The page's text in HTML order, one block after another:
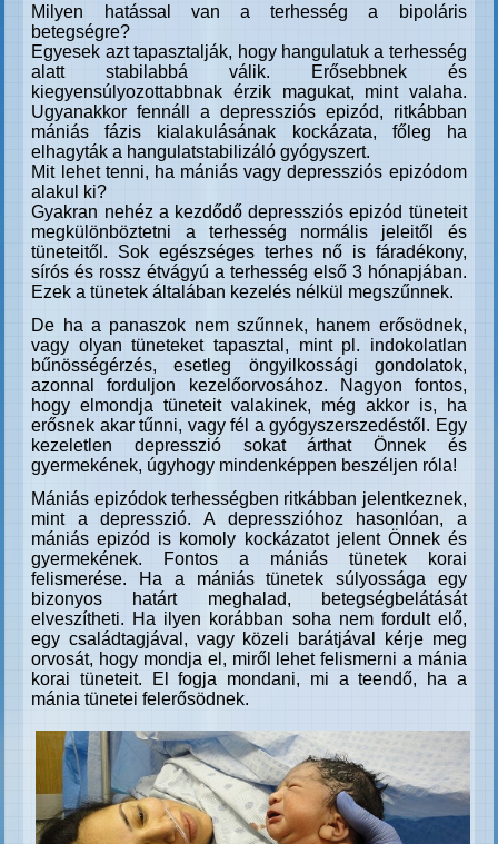
Milyen hatással van a terhesség a bipoláris
betegségre?
Egyesek azt tapasztalják, hogy hangulatuk a terhesség
alatt stabilabbá válik. Erősebbnek és
kiegyensúlyozottabbnak érzik magukat, mint valaha.
Ugyanakkor fennáll a depressziós epizód, ritkábban
mániás fázis kialakulásának kockázata, főleg ha
elhagyták a hangulatstabilizáló gyógyszert.
Mit lehet tenni, ha mániás vagy depressziós epizódom
alakul ki?
Gyakran nehéz a kezdődő depressziós epizód tüneteit
megkülönböztetni a terhesség normális jeleitől és
tüneteitől. Sok egészséges terhes nő is fáradékony,
sírós és rossz étvágyú a terhesség első 3 hónapjában.
Ezek a tünetek általában kezelés nélkül megszűnnek.
De ha a panaszok nem szűnnek, hanem erősödnek,
vagy olyan tüneteket tapasztal, mint pl. indokolatlan
bűnösségérzés, esetleg öngyilkossági gondolatok,
azonnal forduljon kezelőorvosához. Nagyon fontos,
hogy elmondja tüneteit valakinek, még akkor is, ha
erősnek akar tűnni, vagy fél a gyógyszerszedéstől. Egy
kezeletlen depresszió sokat árthat Önnek és
gyermekének, úgyhogy mindenképpen beszéljen róla!
Mániás epizódok terhességben ritkábban jelentkeznek,
mint a depresszió. A depresszióhoz hasonlóan, a
mániás epizód is komoly kockázatot jelent Önnek és
gyermekének. Fontos a mániás tünetek korai
felismerése. Ha a mániás tünetek súlyossága egy
bizonyos határt meghalad, betegségbelátását
elveszítheti. Ha ilyen korábban soha nem fordult elő,
egy családtagjával, vagy közeli barátjával kérje meg
orvosát, hogy mondja el, miről lehet felismerni a mánia
korai tüneteit. El fogja mondani, mi a teendő, ha a
mánia tünetei felerősödnek.